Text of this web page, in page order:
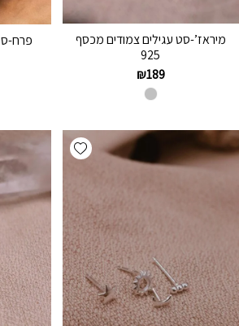
מיראז’-סט עגילים צמודים מכסף
925
₪189
פרח-
Add wishlist